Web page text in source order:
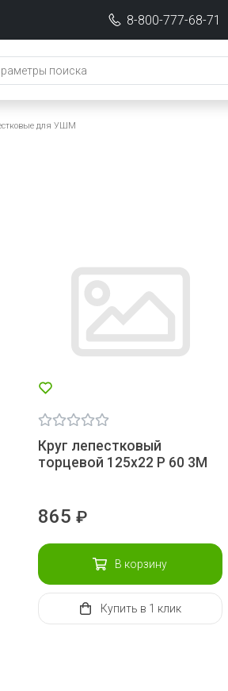
8-800-777-68-71
для УШМ
Круг лепестковый
торцевой 125х22 Р 60 3M
865 ₽
В корзину
Купить в 1 клик